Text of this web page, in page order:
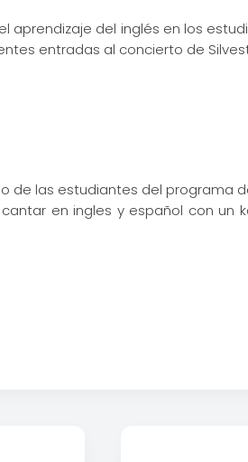
del inglés en los
entradas al concierto de
de las estudiantes del programa
en ingles y español con un